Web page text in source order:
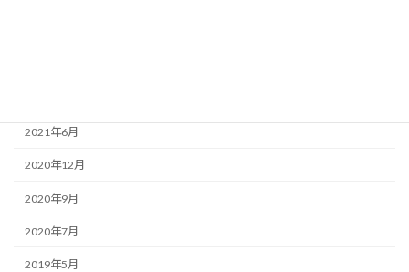
2021年6月
2020年12月
2020年9月
2020年7月
2019年5月